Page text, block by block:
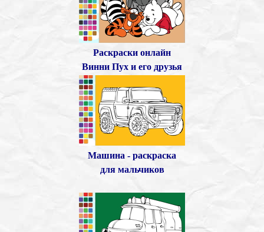
Раскраски онлайн
Винни Пух и его друзья
Машина - раскраска
для мальчиков